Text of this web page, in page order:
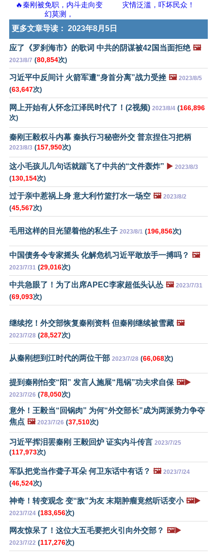
🔥秦刚被免职，内斗走向变
幻莫测，
灾情泛滥，吓坏民众！
更多文章导读： 2023年8月5日
应了《罗刹海市》的歌词 中共的阴谋被42国当面拒绝 🖼️
2023/8/7 (80,854次)
习近平中反间计 火箭军遭“身首分离”战力受挫 🖼️ 2023/8/5
(63,647次)
网上开始有人怀念江泽民时代了！(2视频) 2023/8/4 (166,896
次)
秦刚王毅权斗内幕 秦执行习秘密外交 普京捏住习把柄
2023/8/3 (157,950次)
这小毛孩儿几句话就踹飞了中共的“文件轰炸” ▶️ 2023/8/3
(130,154次)
过于亲中惹祸上身 意大利竹篮打水一场空 🖼️ 2023/8/2
(45,567次)
毛用这样的目光望着他的私生子 2023/8/1 (196,856次)
中国债务令专家摇头 化解危机习近平敢放手一搏吗？ 🖼️
2023/7/31 (29,016次)
中共急眼了！为了出席APEC李家超低头认怂 🖼️ 2023/7/31
(69,093次)
继续挖！外交部恢复秦刚资料 但秦刚继续被雪藏 🖼️
2023/7/28 (28,527次)
从秦刚想到江时代的两位干部 2023/7/28 (66,068次)
提到秦刚怕变“阳” 发言人施展“甩锅”功夫求自保 🖼️▶️
2023/7/26 (78,050次)
意外！王毅当“回锅肉” 为何“外交部长”成为两派势力争夺
焦点 🖼️ 2023/7/26 (37,510次)
习近平挥泪罢秦刚 王毅回炉 证实内斗传言 2023/7/25
(117,973次)
军队把党当作聋子耳朵 何卫东话中有话？ 🖼️ 2023/7/24
(46,524次)
神奇！转变观念 变“敌”为友 末期肿瘤竟然听话变小 🖼️▶️
2023/7/24 (183,656次)
网友惊呆了！这位大五毛要把火引向外交部？ 🖼️▶️
2023/7/22 (117,276次)